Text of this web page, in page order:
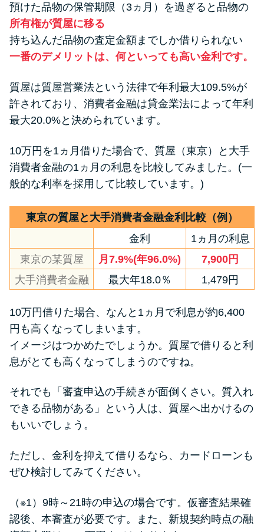
カードローンの見直しで40万円
得した話
ードローン
特集ページ一覧
種類や特徴で探す
銀行カードローンを選ぶべき4つ
の理由
無利息期間を利用して利息0円で
お金を借りる3つのポイント
種類・特徴別一覧
その他コラム
今月の家賃払えない…2ヵ月目に
処法3つ
家賃払えないが強制退去は避け
法2選
に悩む人へ街金をおすすめしな
い理由
預けた品物の保管期限（3ヵ月）を過ぎると品物の
所有権が質屋に移る
持ち込んだ品物の査定金額までしか借りられない
一番のデメリットは、何といっても高い金利です。
質屋は質屋営業法という法律で年利最大109.5%が
許されており、消費者金融は貸金業法によって年利
最大20.0%と決められています。
10万円を1ヵ月借りた場合で、質屋（東京）と大手
消費者金融の1ヵ月の利息を比較してみました。(一
般的な利率を採用して比較しています。)
東京の質屋と大手消費者金融金利比較（例）
金利
1ヵ月の利息
東京の某質屋
月7.9%(年96.0%)
7,900円
大手消費者金融
最大年18.0％ 1,479円
10万円借りた場合、なんと1ヵ月で利息が約6,400
円も高くなってしまいます。
イメージはつかめたでしょうか。質屋で借りると利
息がとても高くなってしまうのですね。
それでも「審査申込の手続きが面倒くさい。質入れ
できる品物がある」という人は、質屋へ出かけるの
もいいでしょう。
ただし、金利を抑えて借りるなら、カードローンも
ぜひ検討してみてください。
（※1）9時～21時の申込の場合です。仮審査結果確
認後、本審査が必要です。また、新規契約時点の融